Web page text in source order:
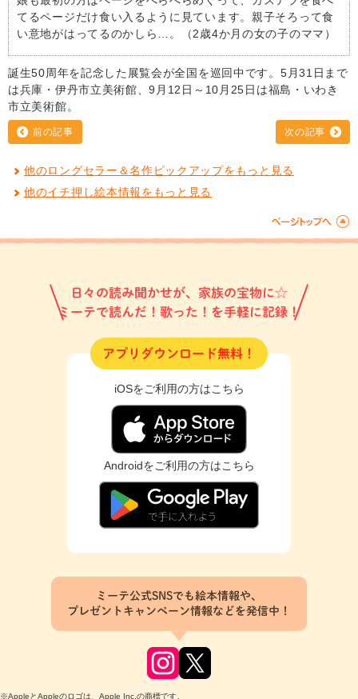
てるページだけ食い入るように見ています。親子そろって食
い意地がはってるのかしら…。（2歳4か月の女の子のママ）
誕生50周年を記念した展覧会が全国を巡回中です。5月31日まで
は兵庫・伊丹市立美術館、9月12日～10月25日は福島・いわき
市立美術館。
前の記事 次の記事
他のロングセラー＆名作ピックアップをもっと見る
他のイチ押し絵本情報をもっと見る
日々の読み聞かせが、家族の宝物に☆
ミーテで読んだ！歌った！を手軽に記録！
アプリダウンロード無料！
iOSをご利用の方はこちら
Androidをご利用の方はこちら
ミーテ公式SNSでも絵本情報や、
プレゼントキャンペーン情報などを発信中！
※AppleとAppleのロゴは、Apple Inc.の商標です。